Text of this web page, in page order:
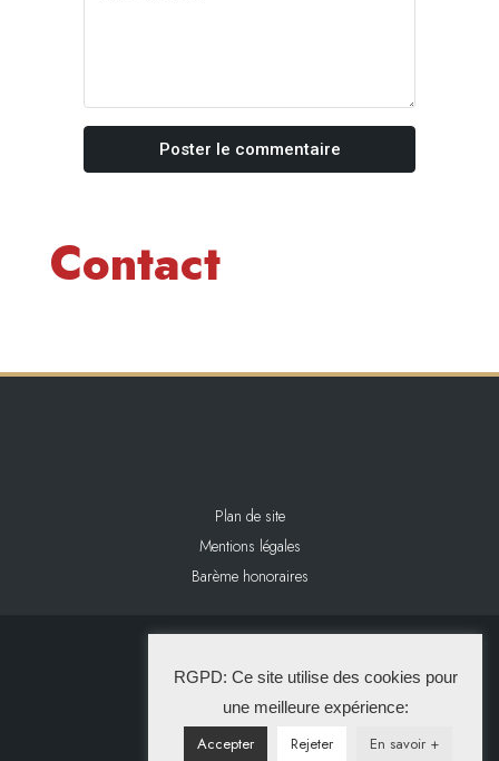
Poster le commentaire
Contact
Plan de site
Mentions légales
Barème honoraires
La Solution Immo
RGPD: Ce site utilise des cookies pour
une meilleure expérience:
Accepter Rejeter En savoir +